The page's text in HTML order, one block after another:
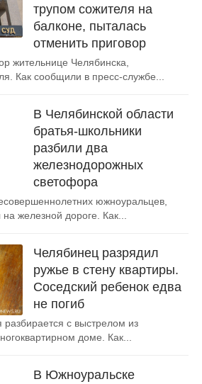
трупом сожителя на
балконе, пыталась
отменить приговор
жительнице Челябинска,
Как сообщили в пресс-службе...
В Челябинской области
братья-школьники
разбили два
железнодорожных
светофора
южноуральцев,
железной дороге. Как...
Челябинец разрядил
ружье в стену квартиры.
Соседский ребенок едва
не погиб
с выстрелом из
доме. Как...
В Южноуральске